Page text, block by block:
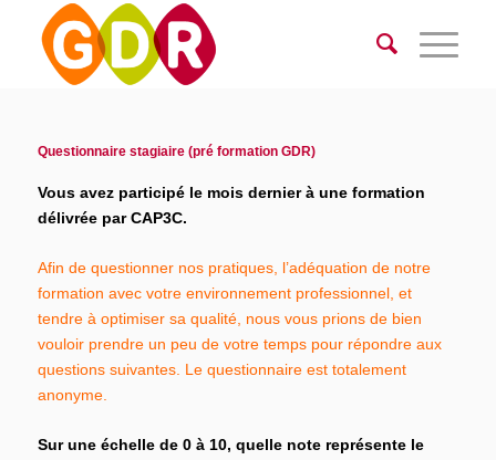
Questionnaire stagiaire (pré formation GDR)
Vous avez participé le mois dernier à une formation
délivrée par CAP3C.
Afin de questionner nos pratiques, l’adéquation de notre
formation avec votre environnement professionnel, et
tendre à optimiser sa qualité, nous vous prions de bien
vouloir prendre un peu de votre temps pour répondre aux
questions suivantes. Le questionnaire est totalement
anonyme.
Sur une échelle de 0 à 10, quelle note représente le